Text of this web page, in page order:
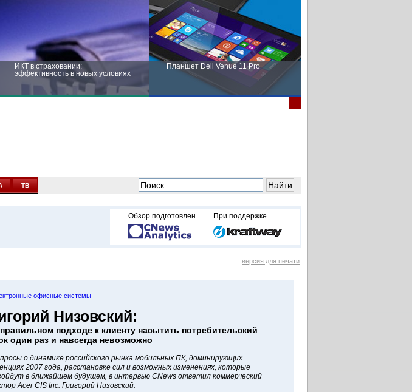
ИКТ в страховании:
эффективность в новых условиях
Планшет Dell Venue 11 Pro
новых условиях
ТВ
Обзор подготовлен При поддержке
версия для печати
Низовский:
подходе к клиенту насытить потребительский
один раз и навсегда невозможно
о динамике российского рынка мобильных ПК, доминирующих
2007 года, расстановке сил и возможных изменениях, которые
в ближайшем будущем, в интервью CNews ответил коммерческий
Acer CIS Inc. Григорий Низовский.